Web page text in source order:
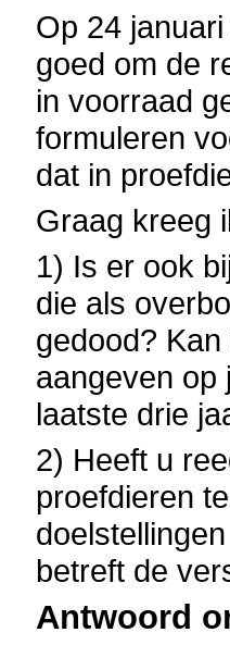
Op 24
goed om de
in voorraad
formuleren
dat in
Graag kreeg
1) Is er ook
die als
gedood?
aangeven op
laatste drie
2) Heeft u
proefdieren
betreft de
Antwoord